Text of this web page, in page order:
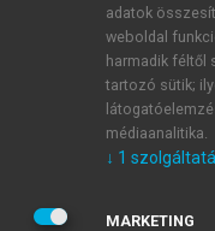
E-MAIL-CÍM
JELSZÓ
adatok
weboldal
harmadik féltől
tartozó sütik;
médiaanalitika.
↓ 1
MARKETING